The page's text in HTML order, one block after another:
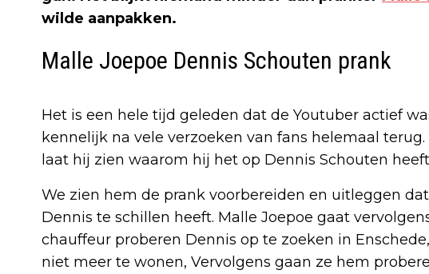
wilde aanpakken.
Malle Joepoe Dennis Schouten prank
Het is een hele tijd geleden dat de Youtuber actief
kennelijk na vele verzoeken van fans helemaal
laat hij zien waarom hij het op Dennis Schouten
We zien hem de prank voorbereiden en uitleggen
Dennis te schillen heeft. Malle Joepoe gaat
chauffeur proberen Dennis op te zoeken in
niet meer te wonen, Vervolgens gaan ze hem